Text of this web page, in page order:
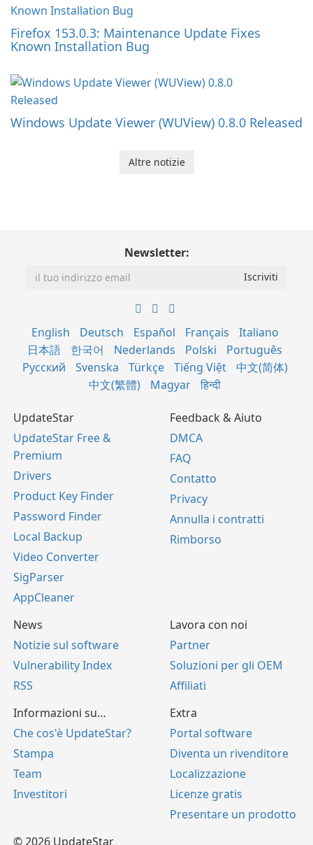
Firefox 153.0.3: Maintenance Update Fixes
Known Installation Bug
Windows Update Viewer (WUView) 0.8.0 Released
Altre notizie
Newsletter:
English Deutsch Español Français
Italiano
日本語
한국어 Nederlands Polski
Português
Русский
Svenska Türkçe Tiếng Việt
中文(简体)
中文(繁體)
Magyar हिन्दी
UpdateStar
UpdateStar Free &
Premium
Drivers
Product Key Finder
Password Finder
Local Backup
Video Converter
SigParser
AppCleaner
Feedback & Aiuto
DMCA
FAQ
Contatto
Privacy
Annulla i contratti
Rimborso
News
Notizie sul software
Vulnerability Index
RSS
Lavora con noi
Partner
Soluzioni per gli OEM
Affiliati
Informazioni su…
Che cos'è UpdateStar?
Stampa
Team
Investitori
Extra
Portal software
Diventa un rivenditore
Localizzazione
Licenze gratis
Presentare un prodotto
© 2026 UpdateStar